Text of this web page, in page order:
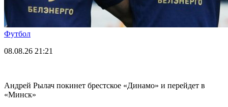
Футбол
08.08.26 21:21
Андрей Рылач покинет брестское «Динамо» и перейдет в
«Минск»